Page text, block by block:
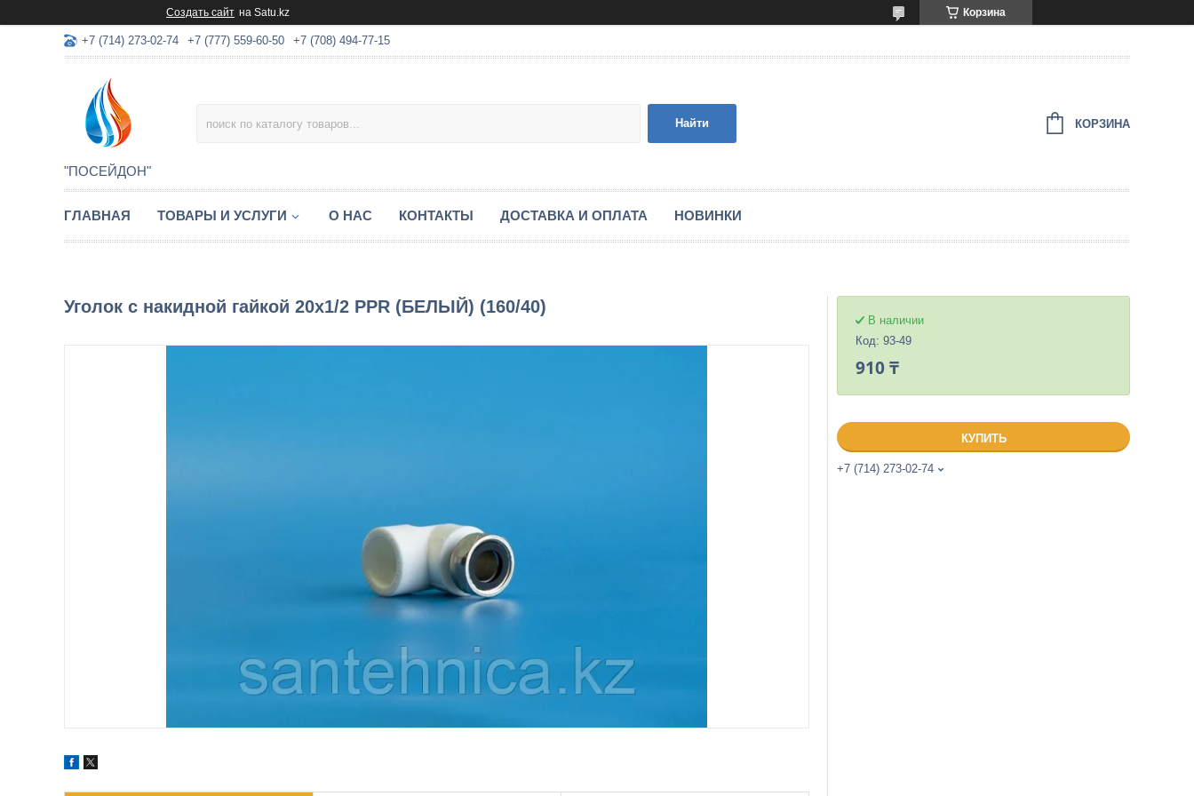
Создать сайт на Satu.kz Корзина
+7 (714) 273-02-74 +7 (777) 559-60-50 +7 (708) 494-77-15
"ПОСЕЙДОН"
Найти КОРЗИНА
ГЛАВНАЯ ТОВАРЫ И УСЛУГИ О НАС КОНТАКТЫ ДОСТАВКА И ОПЛАТА НОВИНКИ
Уголок с накидной гайкой 20х1/2 PPR (БЕЛЫЙ) (160/40)
В наличии
Код: 93-49
910 ₸
КУПИТЬ
+7 (714) 273-02-74